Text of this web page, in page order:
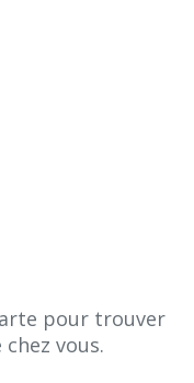
pour trouver
vous.